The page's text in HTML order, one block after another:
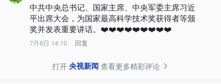
中共中央总书记、国家主席、中央军委主席习近
平出席大会，为国家最高科学技术奖获得者等颁
奖并发表重要讲话。❤️❤️❤️❤️❤️❤️❤️❤️❤️
7月8日 14:10 回复
打开央视新闻查看更多精彩评论